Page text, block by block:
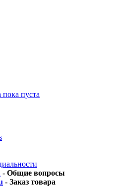
пуста
- Общие вопросы
- Заказ товара